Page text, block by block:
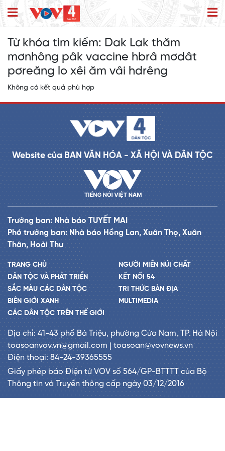
Từ khóa tìm kiếm: Dak Lak thăm
mơnhông pâk vaccine hbrâ mơdât
pơreăng lo xêi ăm vâi hdrêng
Không có kết quả phù hợp
Website của BAN VĂN HÓA - XÃ HỘI VÀ DÂN TỘC
Trưởng ban: Nhà báo TUYẾT MAI
Phó trưởng ban: Nhà báo Hồng Lan, Xuân Thọ, Xuân
Thân, Hoài Thu
TRANG CHỦ
DÂN TỘC VÀ PHÁT TRIỂN
SẮC MÀU CÁC DÂN TỘC
BIÊN GIỚI XANH
CÁC DÂN TỘC TRÊN THẾ GIỚI
NGƯỜI MIỀN NÚI CHẤT
KẾT NỐI 54
TRI THỨC BẢN ĐỊA
MULTIMEDIA
Địa chỉ: 41-43 phố Bà Triệu, phường Cửa Nam, TP. Hà Nội
toasoanvov.vn@gmail.com | toasoan@vovnews.vn
Điện thoại: 84-24-39365555
Giấy phép báo Điện tử VOV số 564/GP-BTTTT của Bộ
Thông tin và Truyền thông cấp ngày 03/12/2016